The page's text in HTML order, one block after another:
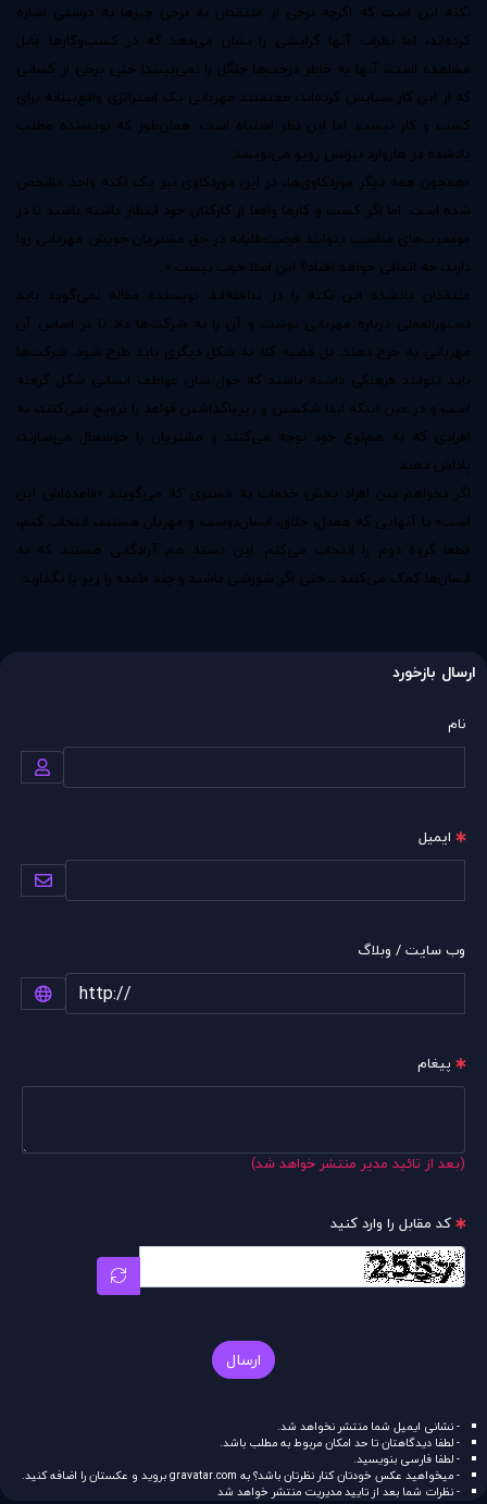
نکته این است که اگرچه برخی از منتقدان به برخی چیزها به درستی اشاره
کرده‌اند، اما نظرات آنها گرایشی را نشان می‌دهد که در کسب‌وکارها قابل
مشاهده است، آنها به خاطر درخت‌ها جنگل را نمی‌بینند! حتی برخی از کسانی
که از این کار ستایش کرده‌اند، معتقدند مهربانی یک استراتژی واقع‌بینانه برای
کسب و کار نیست. اما این نظر اشتباه است. همان‌طور که نویسنده‌ مطلب
یادشده در هاروارد بیزنس رویو می‌نویسد:
«همچون همه‌ دیگر موردکاوی‌ها، در این موردکاوی نیز یک نکته‌ واحد مشخص
شده است. اما اگر کسب و کارها واقعا از کارکنان خود انتظار داشته باشند تا در
موقعیت‌های مناسب بتوانند فرصت‌طلبانه در حق مشتریان خویش مهربانی روا
دارند، چه اتفاقی خواهد افتاد؟ این اصلا خوب نیست.»
منتقدان یادشده این نکته را در نیافته‌اند. نویسنده مقاله نمی‌گوید باید
دستورالعملی درباره‌ مهربانی نوشت و آن را به شرکت‌ها داد تا بر اساس آن
مهربانی به خرج دهند. بل قضیه کلا به شکل دیگری باید طرح شود. شرکت‌ها
باید بتوانند فرهنگی داشته باشند که حول شان عواطف انسانی شکل گرفته
است و در عین اینکه ابدا شکستن و زیرپاگذاشتن قواعد را ترویج نمی‌کنند، به
افرادی که به هم‌نوع خود توجه می‌کنند و مشتریان را خوشحال می‌سازند،
پاداش دهند.
اگر بخواهم بین افراد بخش خدمات به مشتری که می‌گویند «قاعده‌اش این
است» با آنهایی که همدل، خلاق، انسان‌دوست و مهربان هستند، انتخاب کنم،
قطعا گروه دوم را انتخاب می‌کنم. این دسته هم آزادگانی هستند که به
انسان‌ها کمک می‌کنند ــ حتی اگر شورشی باشند و چند قاعده را زیر پا بگذارند.
ارسال بازخورد
نام
ایمیل
وب سایت / وبلاگ
پیغام
(بعد از تائید مدیر منتشر خواهد شد)
کد مقابل را وارد کنید
ارسال
- نشانی ایمیل شما منتشر نخواهد شد.
- لطفا دیدگاهتان تا حد امکان مربوط به مطلب باشد.
- لطفا فارسی بنویسید.
- میخواهید عکس خودتان کنار نظرتان باشد؟ به gravatar.comبروید و عکستان را اضافه کنید.
- نظرات شما بعد از تایید مدیریت منتشر خواهد شد